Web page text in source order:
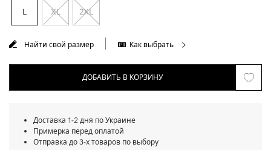
L XL 2XL
Найти свой размер Как выбрать
ДОБАВИТЬ В КОРЗИНУ
Доставка 1-2 дня по Украине
Примерка перед оплатой
Отправка до 3-х товаров по выбору